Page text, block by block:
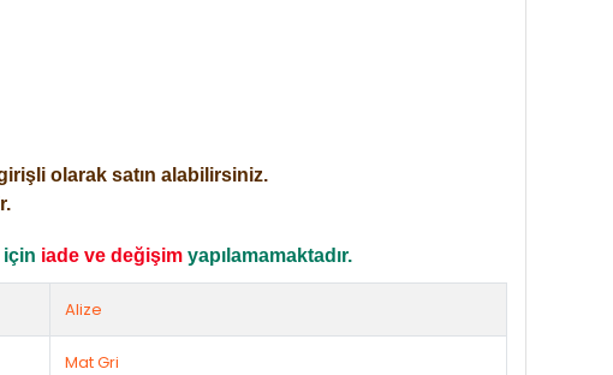
olarak satın alabilirsiniz.
için iade ve değişim yapılamamaktadır.
Alize
Mat Gri